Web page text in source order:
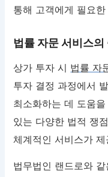
통해 고객에게 필요
법률 자문 서비스의
상가 투자 시 법률 자
투자 결정 과정에서
최소화하는 데 도움
있는 다양한 법적 쟁
체계적인 서비스가 제
법무법인 랜드로와